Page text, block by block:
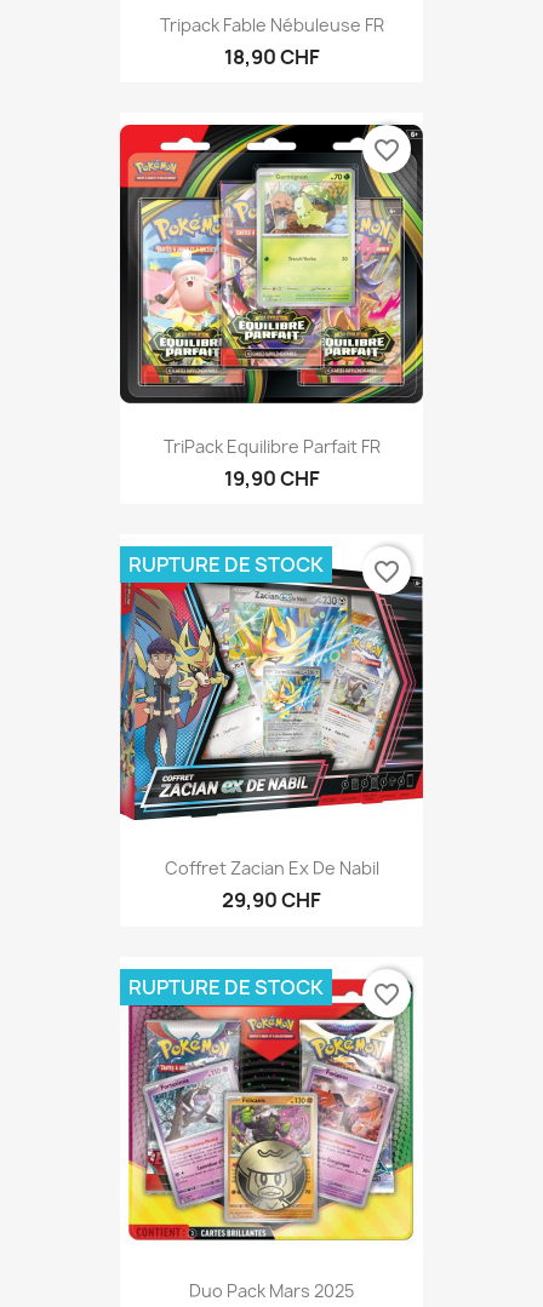
Tripack Fable Nébuleuse FR
18,90 CHF
TriPack Equilibre Parfait FR
19,90 CHF
favorite_border
Coffret Zacian Ex De Nabil
29,90 CHF
RUPTURE DE STOCK favorite_border
Duo Pack Mars 2025
RUPTURE DE STOCK favorite_border